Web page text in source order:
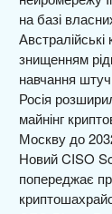
на базі
Австралійські
знищенням
навчання
Росія
майнінг
Москву до
Новий CISO
попереджає